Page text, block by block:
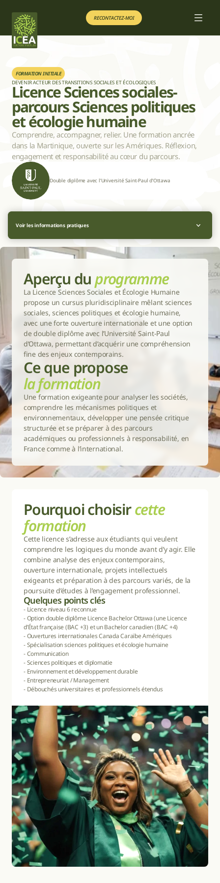
RECONTACTEZ-MOI
FR
FORMATION INITIALE
DEVENIR ACTEUR DES TRANSITIONS SOCIALES ET ÉCOLOGIQUES
Licence Sciences sociales-
parcours Sciences politiques
et écologie humaine
Comprendre, accompagner, relier. Une formation ancrée
dans la Martinique, ouverte sur les Amériques. Réflexion,
engagement et responsabilité au cœur du parcours.
Double diplôme avec l’Université Saint-Paul d’Ottawa
Voir les informations pratiques
Aperçu du programme
La Licence Sciences Sociales et Écologie Humaine
propose un cursus pluridisciplinaire mêlant sciences
sociales, sciences politiques et écologie humaine,
avec une forte ouverture internationale et une option
de double diplôme avec l’Université Saint-Paul
d’Ottawa, permettant d’acquérir une compréhension
fine des enjeux contemporains.
Ce que propose
la formation
Une formation exigeante pour analyser les sociétés,
comprendre les mécanismes politiques et
environnementaux, développer une pensée critique
structurée et se préparer à des parcours
académiques ou professionnels à responsabilité, en
France comme à l’international.
Pourquoi choisir cette
formation
Cette licence s’adresse aux étudiants qui veulent
comprendre les logiques du monde avant d’y agir. Elle
combine analyse des enjeux contemporains,
ouverture internationale, projets intellectuels
exigeants et préparation à des parcours variés, de la
poursuite d’études à l’engagement professionnel.
Quelques points clés
- Licence niveau 6 reconnue
- Option double diplôme Licence Bachelor Ottawa (une Licence
d’État française (BAC +3) et un Bachelor canadien (BAC +4)
- Ouvertures internationales Canada Caraïbe Amériques
- Spécialisation sciences politiques et écologie humaine
- Communication
- Sciences politiques et diplomatie
- Environnement et développement durable
- Entrepreneuriat / Management
- Débouchés universitaires et professionnels étendus
RECONTACTEZ-MOI
FR